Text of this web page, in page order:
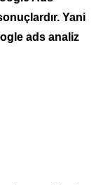
Yani
ads analiz